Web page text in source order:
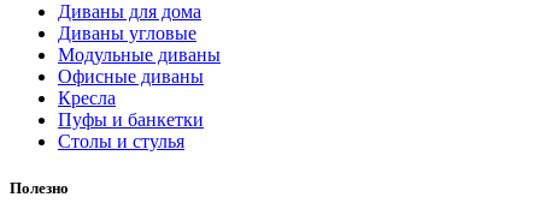
Диваны для дома
Диваны угловые
Модульные диваны
Офисные диваны
Кресла
Пуфы и банкетки
Столы и стулья
Полезно